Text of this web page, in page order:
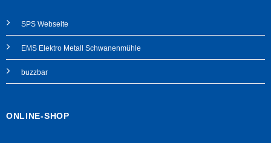
SPS Webseite
EMS Elektro Metall Schwanenmühle
buzzbar
ONLINE-SHOP